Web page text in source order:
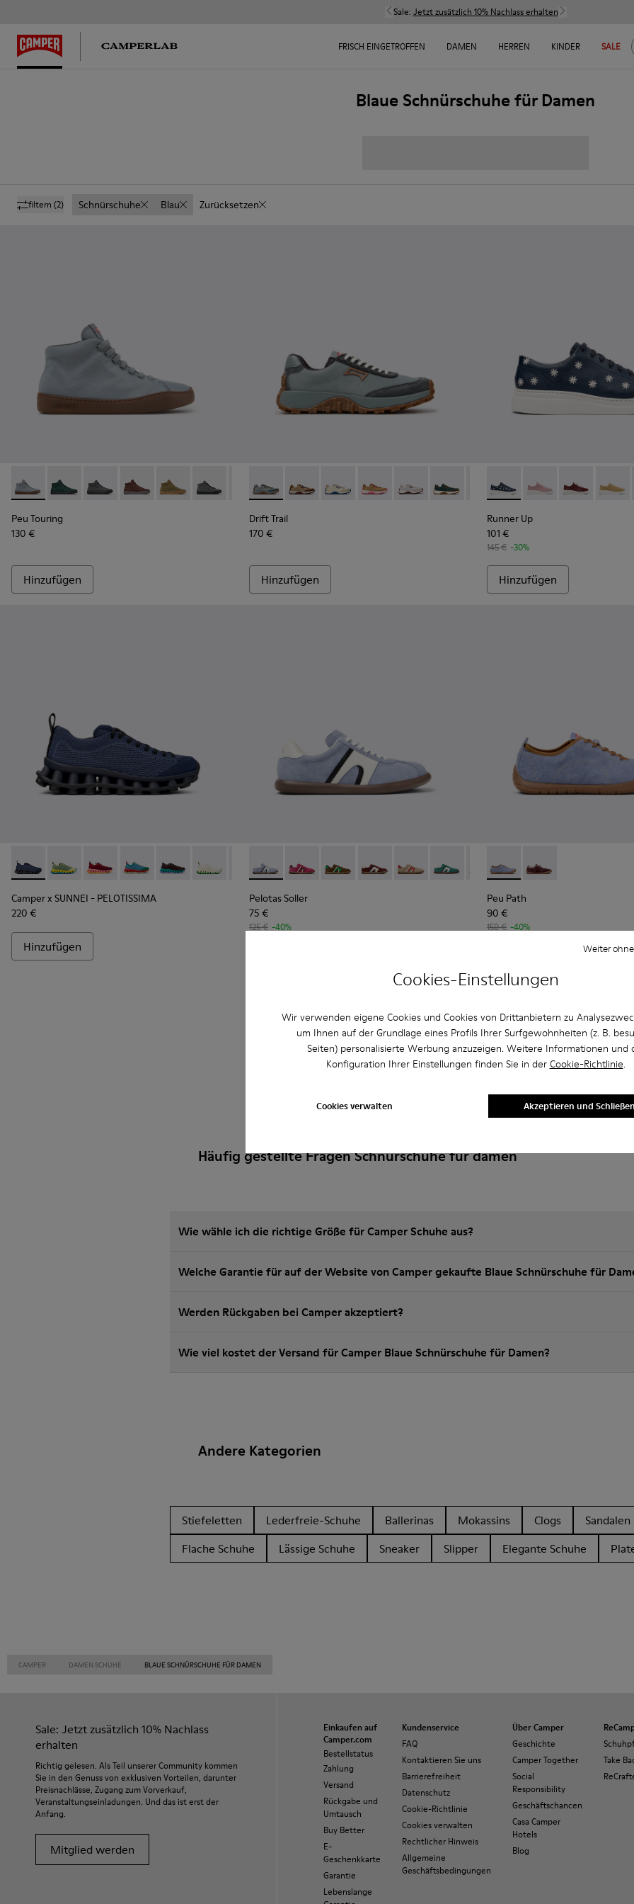
Cookies-Einstellungen
Wir verwenden eigene Cookies und Cookies von Drittanbietern zu
um Ihnen auf der Grundlage eines Profils Ihrer Surfgewohnheiten (z. B.
Seiten) personalisierte Werbung anzuzeigen. Weitere Informationen und
Konfiguration Ihrer Einstellungen finden Sie in der Cookie-Richtlinie.
Cookies verwalten
Weiter
Akzeptieren und Schließen
Sale: Jetzt zusätzlich 10% Nachlass erhalten
FRISCH EINGETROFFEN DAMEN HERREN KINDER SALE
Blaue Schnürschuhe für Damen
filtern (2) Schnürschuhe Blau Zurücksetzen
Peu Touring - K400374-034 - Blaue Textil-Sneaker für Damen.
Peu Touring - K400374-033
Peu Touring - K400374-032
Peu Touring - K400374-031
Peu Touring - K400374-028
Peu Touring - K400374-027
Peu Touring - K400374-026
Peu Touring - K400374-024
Peu Touring - K400374-017
Peu Touring - K400374-016
Peu Touring - K400374-015
Peu Touring - K400374-014
Peu Touring - K400374-009
Peu Touring
130 €
Hinzufügen
Drift Trail - K201462-060 - Blaue Sneaker aus Textil und Nubuk für Damen.
Drift Trail - K201462-062
Drift Trail - K201462-061
Drift Trail - K201462-056
Drift Trail - K201462-053
Drift Trail - K201462-051
Drift Trail - K201462-050
Drift Trail - K201462-043
Drift Trail -Drift Trail -
Drift Trail
170 €
Hinzufügen
Runner Up - K200645-102 -
Runner Up -Runner Up -
Runner Up
101 €
145 € -30%
Hinzufügen
Camper x SUNNEI - PELOTISSIMA - K201776-005 - Blauer und schwarzer Damensneaker aus Textil.
Camper x SUNNEI - PELOTISSIMA - K201776-012
Camper x SUNNEI - PELOTISSIMA - K201776-011
Camper x SUNNEI - PELOTISSIMA - K201776-010
Camper x SUNNEI - PELOTISSIMA - K201776-009
Camper x SUNNEI - PELOTISSIMA - K201776-008
Camper x SUNNEI - PELOTISSIMA - K201776-007
Camper x SUNNEI - PELOTISSIMA - K201776-006
Camper x SUNNEI - PELOTISSIMA - K201776-004
Camper x SUNNEI - PELOTISSIMA - K201776-001
Camper x SUNNEI - PELOTISSIMA
220 €
Hinzufügen
Pelotas Soller - K201608-017 - Mehrfarbige Ledersneaker für Damen.
Pelotas Soller - K201608-041
Pelotas Soller - K201608-038
Pelotas Soller - K201608-037
Pelotas Soller - K201608-036
Pelotas Soller - K201608-031
Pelotas Soller - K201608-029
Pelotas Soller - K201608-
Pelotas Soller -
Pelotas Soller
75 €
125 € -40%
Peu Path - K201815-004 -
Peu Path - K201815-
Peu Path
90 €
150 € -40%
Häufig gestellte Fragen Schnürschuhe für damen
Wie wähle ich die richtige Größe für Camper Schuhe aus?
Welche Garantie für auf der Website von Camper gekaufte Blaue Schnürschuhe für
Werden Rückgaben bei Camper akzeptiert?
Wie viel kostet der Versand für Camper Blaue Schnürschuhe für Damen?
Andere Kategorien
Stiefeletten Lederfreie-Schuhe Ballerinas Mokassins Clogs Sandalen
Flache Schuhe
Lässige Schuhe Sneaker Slipper Elegante Schuhe
CAMPER DAMEN SCHUHE BLAUE SCHNÜRSCHUHE FÜR DAMEN
Sale: Jetzt zusätzlich 10% Nachlass
erhalten
Richtig gelesen. Als Teil unserer Community kommen
Sie in den Genuss von exklusiven Vorteilen, darunter
Preisnachlässe, Zugang zum Vorverkauf,
Veranstaltungseinladungen. Und das ist erst der
Anfang.
Mitglied werden
Einkaufen auf
Camper.com
Bestellstatus
Zahlung
Versand
Rückgabe und
Umtausch
Buy Better
E-
Geschenkkarte
Garantie
Lebenslange
Kundenservice
FAQ
Kontaktieren Sie uns
Barrierefreiheit
Datenschutz
Cookie-Richtlinie
Cookies verwalten
Rechtlicher Hinweis
Allgemeine
Geschäftsbedingungen
Über Camper
Geschichte
Camper Together
Social
Responsibility
Geschäftschancen
Casa Camper
Hotels
Blog
Take